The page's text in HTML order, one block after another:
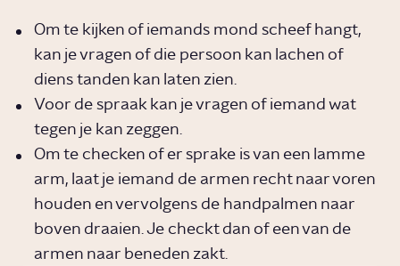
Om te kijken of iemands mond scheef hangt,
kan je vragen of die persoon kan lachen of
diens tanden kan laten zien.
Voor de spraak kan je vragen of iemand wat
tegen je kan zeggen.
Om te checken of er sprake is van een lamme
arm, laat je iemand de armen recht naar voren
houden en vervolgens de handpalmen naar
boven draaien. Je checkt dan of een van de
armen naar beneden zakt.